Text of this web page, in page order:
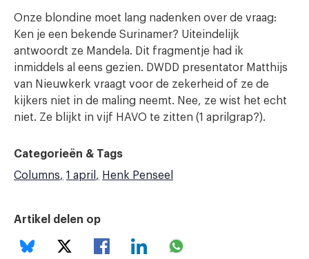
Onze blondine moet lang nadenken over de vraag:
Ken je een bekende Surinamer? Uiteindelijk
antwoordt ze Mandela. Dit fragmentje had ik
inmiddels al eens gezien. DWDD presentator Matthijs
van Nieuwkerk vraagt voor de zekerheid of ze de
kijkers niet in de maling neemt. Nee, ze wist het echt
niet. Ze blijkt in vijf HAVO te zitten (1 aprilgrap?).
Categorieën & Tags
Columns
1 april Henk Penseel
Artikel delen op